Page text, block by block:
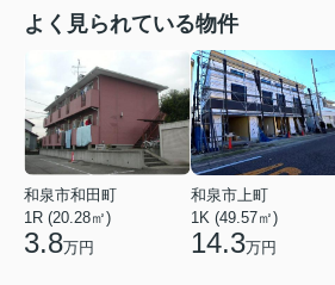
よく見られている物件
和泉市和田町
1R (20.28㎡)
3.8万円
和泉市上町
1K (49.57㎡)
14.3万円